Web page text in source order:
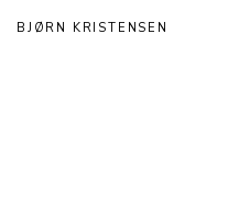
BJØRN KRISTENSEN